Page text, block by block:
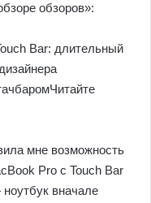
обзоров»:
мне возможность
Pro с Touch Bar
вначале